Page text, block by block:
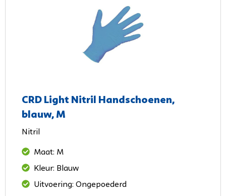
CRD Light Nitril Handschoenen,
blauw, M
Nitril
Maat: M
Kleur: Blauw
Uitvoering: Ongepoederd